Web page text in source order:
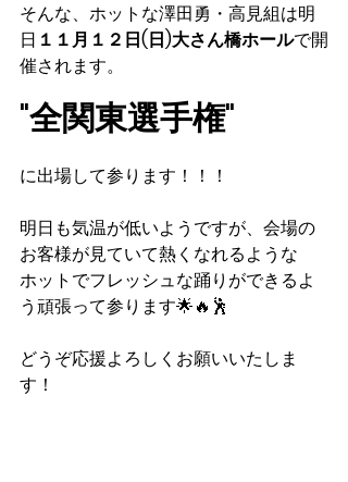
そんな、ホットな澤田勇・高見組は明
日 １１月１２日(日)大さん橋ホールで開
催されます。
"全関東選手権"
に出場して参ります！！！
明日も気温が低いようですが、会場の
お客様が見ていて熱くなれるような
ホットでフレッシュな踊りができるよ
う頑張って参ります🌟🔥🕺
どうぞ応援よろしくお願いいたしま
す！